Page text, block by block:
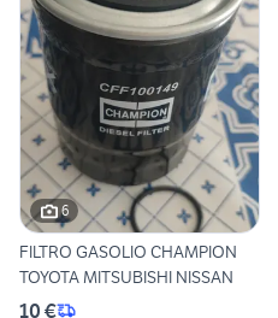
6
FILTRO GASOLIO CHAMPION
TOYOTA MITSUBISHI NISSAN
10 €